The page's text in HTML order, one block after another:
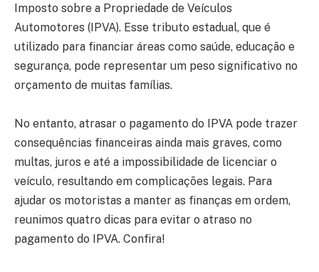
Imposto sobre a Propriedade de Veículos
Automotores (IPVA). Esse tributo estadual, que é
utilizado para financiar áreas como saúde, educação e
segurança, pode representar um peso significativo no
orçamento de muitas famílias.
No entanto, atrasar o pagamento do IPVA pode trazer
consequências financeiras ainda mais graves, como
multas, juros e até a impossibilidade de licenciar o
veículo, resultando em complicações legais. Para
ajudar os motoristas a manter as finanças em ordem,
reunimos quatro dicas para evitar o atraso no
pagamento do IPVA. Confira!